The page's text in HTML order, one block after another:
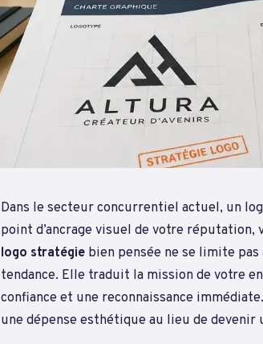
Dans le secteur concurrentiel actuel, un
point d’ancrage visuel de votre
logo stratégie bien pensée ne se limite
tendance. Elle traduit la mission de votre
confiance et une reconnaissance
une dépense esthétique au lieu de devenir